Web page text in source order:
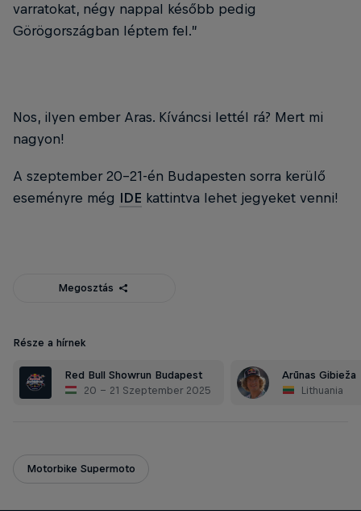
varratokat, négy nappal később pedig
Görögországban léptem fel.”
Nos, ilyen ember Aras. Kíváncsi lettél rá? Mert mi
nagyon!
A szeptember 20-21-én Budapesten sorra kerülő
eseményre még IDE kattintva lehet jegyeket venni!
Megosztás
Része a hírnek
Red Bull Showrun Budapest
20 – 21 Szeptember 2025
Arūnas Gibieža
Lithuania
Motorbike Supermoto